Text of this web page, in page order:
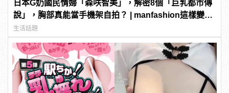
日本G奶國民情婦「森咲智美」，解密8個「巨乳都市傳
說」，胸部真能當手機架自拍？ | manfashion這樣變型
男
生活話題